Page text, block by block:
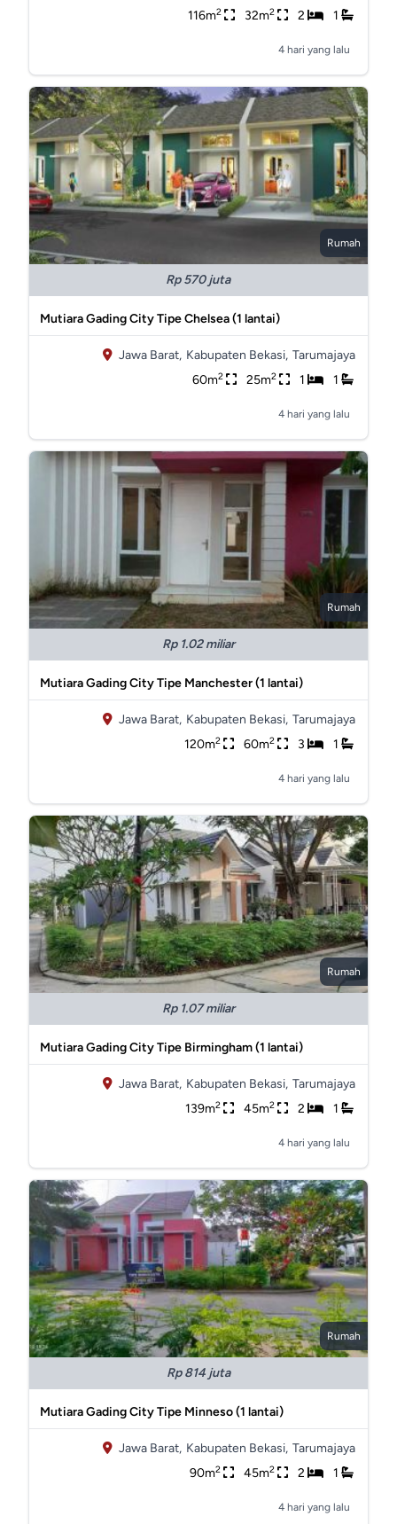
116m2 32m2 2 1
4 hari yang lalu
Rumah
Rp 570 juta
Mutiara Gading City Tipe Chelsea (1 lantai)
Jawa Barat, Kabupaten Bekasi, Tarumajaya
60m2 25m2 1 1
4 hari yang lalu
Rumah
Rp 1.02 miliar
Mutiara Gading City Tipe Manchester (1 lantai)
Jawa Barat, Kabupaten Bekasi, Tarumajaya
120m2 60m2 3 1
4 hari yang lalu
Rumah
Rp 1.07 miliar
Mutiara Gading City Tipe Birmingham (1 lantai)
Jawa Barat, Kabupaten Bekasi, Tarumajaya
139m2 45m2 2 1
4 hari yang lalu
Rumah
Rp 814 juta
Mutiara Gading City Tipe Minneso (1 lantai)
Jawa Barat, Kabupaten Bekasi, Tarumajaya
90m2 45m2 2 1
4 hari yang lalu